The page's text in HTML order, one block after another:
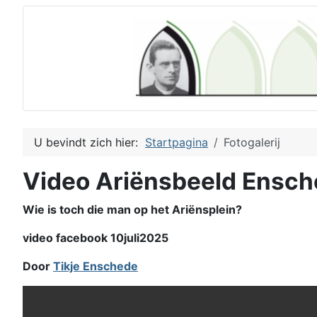
U bevindt zich hier: Startpagina Fotogalerij
Video Ariënsbeeld
Wie is toch die man op het Ariënsplein?
video facebook 10juli2025
Door Tikje Enschede